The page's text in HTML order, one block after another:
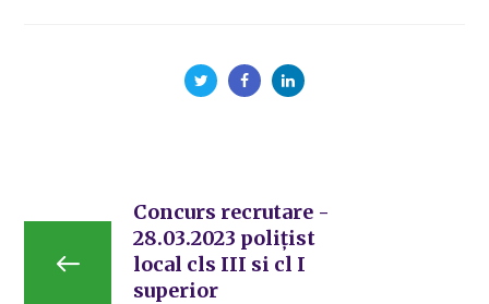
Concurs recrutare -
28.03.2023 polițist
local cls III si cl I
superior